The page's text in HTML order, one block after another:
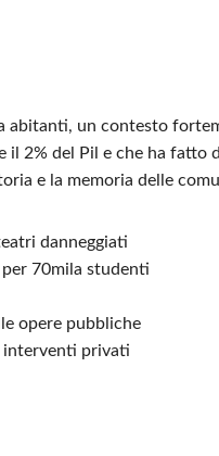
abitanti, un contesto
2% del Pil e che ha fatto
e la memoria delle
danneggiati
70mila studenti
opere pubbliche
interventi privati